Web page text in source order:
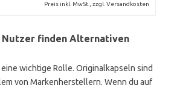
Preis inkl. MwSt., zzgl. Versandkosten
Nutzer finden Alternativen
wichtige Rolle. Originalkapseln sind
von Markenherstellern. Wenn du auf